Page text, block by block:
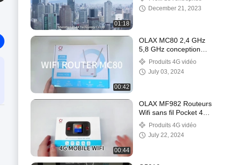
01:18
December 21, 2023
00:42
OLAX MC80 2,4 GHz
5,8 GHz conception
portable routeurs Wifi
portables Fdd
B1/3/7/8/20/28/38/40
Produits 4G vidéo
July 03, 2024
00:44
OLAX MF982 Routeurs
Wifi sans fil Pocket 4G
LTE Pocket Wifi mobile
150 Mbps
Produits 4G vidéo
July 22, 2024